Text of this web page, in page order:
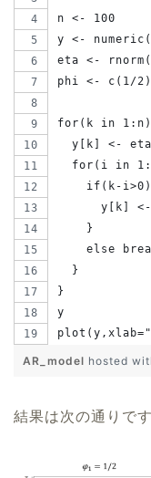
n <- 100
y <-
eta <-
phi <- c(1/2)
for(k in
y[k] <-
for(i in
if(k-
y[k]
    }
else
  }
}
y
AR_model hosted
結果は次の通りです